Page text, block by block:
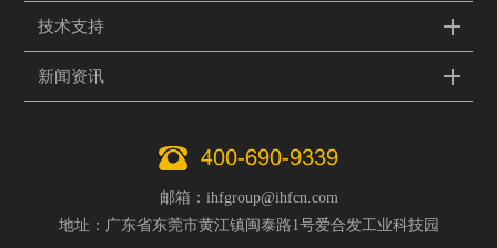
技术支持
新闻资讯
400-690-9339
邮箱：ihfgroup@ihfcn.com
地址：广东省东莞市黄江镇闽泰路1号爱合发工业科技园